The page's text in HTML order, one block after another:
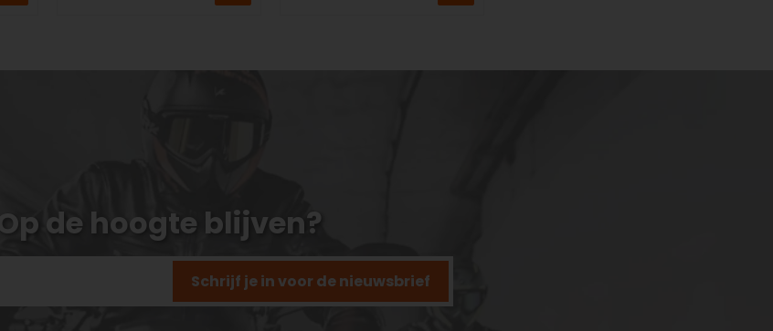
Op de hoogte blijven?
Schrijf je in voor de nieuwsbrief